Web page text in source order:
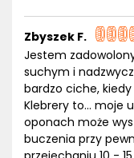
Zbyszek F.
Jestem
suchym i
bardzo ciche,
Klebrery to... moje
oponach może
buczenia przy